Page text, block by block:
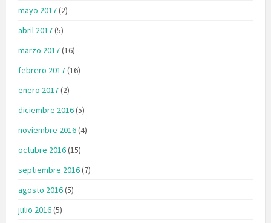
mayo 2017(2)
abril 2017(5)
marzo 2017(16)
febrero 2017(16)
enero 2017(2)
diciembre 2016(5)
noviembre 2016(4)
octubre 2016(15)
septiembre 2016(7)
agosto 2016(5)
julio 2016(5)